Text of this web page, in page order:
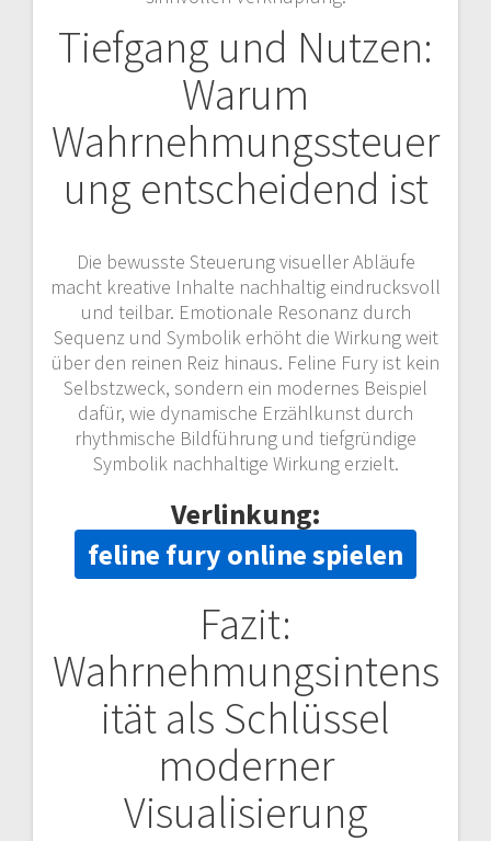
Tiefgang und Nutzen:
Warum
Wahrnehmungssteuer
ung entscheidend ist
Die bewusste Steuerung visueller Abläufe
macht kreative Inhalte nachhaltig eindrucksvoll
und teilbar. Emotionale Resonanz durch
Sequenz und Symbolik erhöht die Wirkung weit
über den reinen Reiz hinaus. Feline Fury ist kein
Selbstzweck, sondern ein modernes Beispiel
dafür, wie dynamische Erzählkunst durch
rhythmische Bildführung und tiefgründige
Symbolik nachhaltige Wirkung erzielt.
Verlinkung:
feline fury online spielen
Fazit:
Wahrnehmungsintens
ität als Schlüssel
moderner
Visualisierung